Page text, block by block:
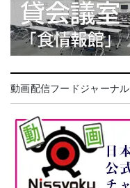
動画配信フードジャーナル